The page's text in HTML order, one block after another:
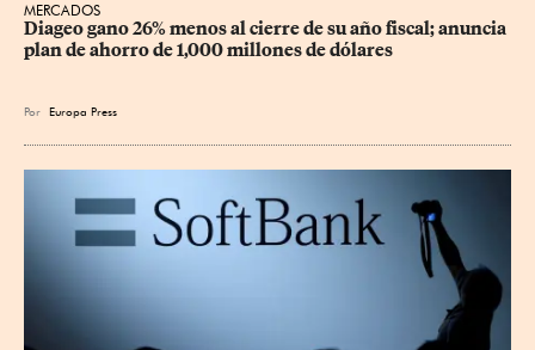
MERCADOS
Diageo gano 26% menos al cierre de su año fiscal; anuncia
plan de ahorro de 1,000 millones de dólares
Por Europa Press